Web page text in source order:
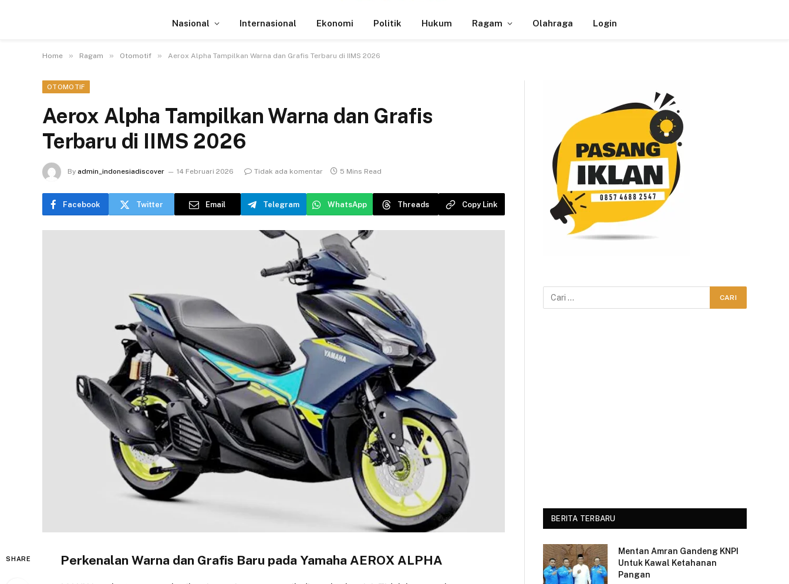
Nasional Internasional Ekonomi Politik Hukum Ragam Olahraga Login
Home » Ragam » Otomotif » Aerox Alpha Tampilkan Warna dan Grafis Terbaru di IIMS 2026
OTOMOTIF
Aerox Alpha Tampilkan Warna dan Grafis
Terbaru di IIMS 2026
By admin_indonesiadiscover 14 Februari 2026 Tidak ada komentar 5 Mins Read
Facebook Twitter Email Telegram WhatsApp Threads Copy Link
SHARE Perkenalan Warna dan Grafis Baru pada Yamaha AEROX ALPHA
BERITA TERBARU
Mentan Amran Gandeng KNPI
Untuk Kawal Ketahanan
Pangan